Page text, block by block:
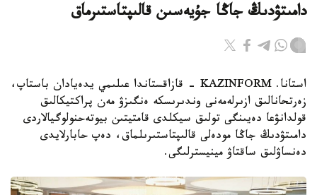
دامىتۋدىڭ جاڭا جۇيەسىن قالىپتاستىرماق
استانا. KAZINFORM - قازاقستاندا عىلىمي يدەيادان باستاپ،
زەرتحانالىق ازىرلەمەنى وندىرىسكە ەنگىزۋ مەن پراكتيكالىق
قولدانۋعا دەيىنگى تولىق سيكلدى قامتيتىن بيوتەحنولوگيالاردى
دامىتۋدىڭ جاڭا مودەلى قالىپتاستىرىلماق، دەپ حابارلايدى
دەنساۋلىق ساقتاۋ مينيسترلىگى.